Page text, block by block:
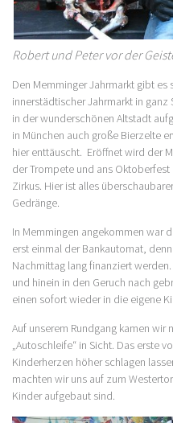
Robert und Peter vor der
Den Memminger Jahrmarkt gibt
innerstädtischer Jahrmarkt in
in der wunderschönen Altstadt
in München auch große Bierzelte
hier enttäuscht. Eröffnet wird der
der Trompete und ans
Zirkus. Hier ist alles
Gedränge.
In Memmingen angekommen war
erst einmal der Bankautomat,
Nachmittag lang finanziert
und hinein in den Geruch nach
einen sofort wieder in die eigene
Auf unserem Rundgang kamen
„Autoschleife“ in Sicht. Das erste
Kinderherzen höher schlagen
machten wir uns auf zum
Kinder aufgebaut sind.